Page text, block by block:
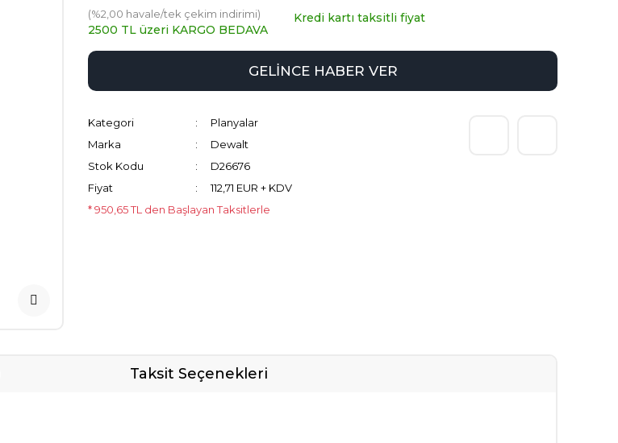
(%2,00 havale/tek çekim indirimi)
2500 TL üzeri KARGO BEDAVA
Kredi kartı taksitli fiyat
GELİNCE HABER VER
Kategori
Planyalar
Marka
Dewalt
Stok Kodu
D26676
Fiyat
112,71 EUR + KDV
* 950,65 TL den Başlayan Taksitlerle
Taksit Seçenekleri